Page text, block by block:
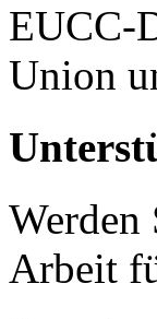
EUCC-
Union
Werden
Arbeit